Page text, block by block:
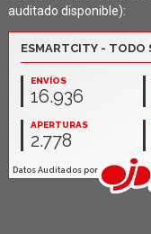
auditado disponible):